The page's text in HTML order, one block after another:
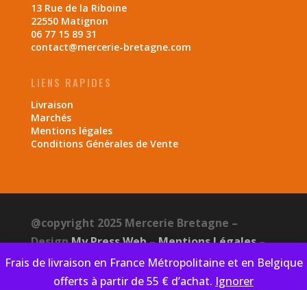
Frais de livraison en France Métropolitaine et en Belgique
offerts à partir de 55 € d’achat. Ignorer
13 Rue de la Riboine
22550 Matignon
06 77 15 89 31
contact@mercerie-bretagne.com
LIENS RAPIDES
Livraison
Marchés
Mentions légales
Conditions Générales de Vente
@copyright 2025 Mercerie Bretagne –
DesignMy Press Web–Mentions Légales–
CGV–Politique de confidentialité